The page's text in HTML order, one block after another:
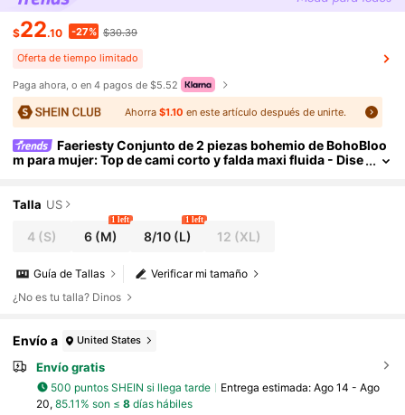
$22.10 -27% $30.39
Oferta de tiempo limitado
Paga ahora, o en 4 pagos de $5.52
Ahorra$1.10 en este artículo después de unirte.
Faeriesty Conjunto de 2 piezas bohemio de BohoBloo
m para mujer: Top de cami corto y falda maxi fluida - Dise
n el parque y aventuras de verano
Talla US
4 (S) 6 (M)
1 left
8/10(L)
1 left
12 (XL)
Verificar mi tamaño
Guía de Tallas
¿No es tu talla? Dinos
Envío a United States
Envío gratis
500 puntos SHEIN si llega tarde Entrega estimada: Ago 14 - Ago
20, 85.11% son ≤ 8días hábiles